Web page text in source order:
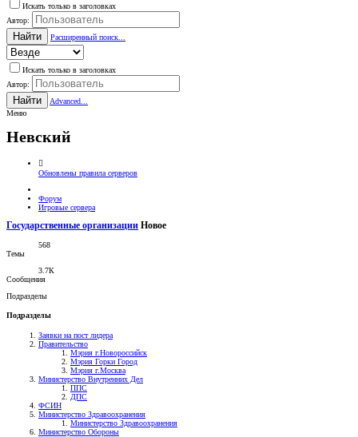
Искать только в заголовках
Автор:
Найти Расширенный поиск...
Искать только в заголовках
Автор:
Найти
Advanced...
Меню
Невский
Обновлены правила серверов
Форум
Игровые сервера
Государственные организации Новое
568
Темы
3.7К
Сообщения
Подразделы
Подразделы
Заявки на пост лидера
Правительство
Мэрия г.Новороссийск
Мэрия Горки Город
Мэрия г.Москва
Министерство Внутренних Дел
ППС
ДПС
ФСИН
Министерство Здравоохранения
Министерство Здравоохранения
Министерство Обороны